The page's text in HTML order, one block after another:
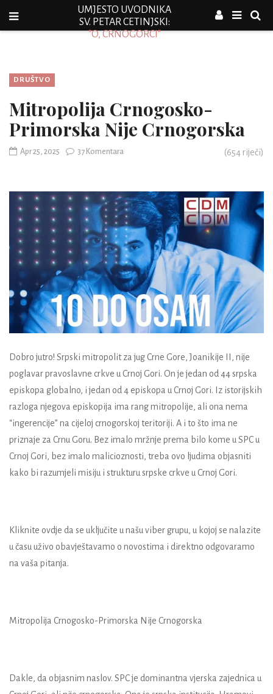
UMJESTO UVODNIKA
SV. PETAR CETINJSKI:
"O, CRNOGORCI"
DRUŠTVO
Mitropolija Crnogosko-
Primorska Nije Crnogorska
Apr 25, 2025 37 Komentara (654 riječi)
Dobro jutro! Srpski mitropolit za jug Crne Gore, Joanikije II, nije
poglavar pravoslavne crkve u Crnoj Gori. On je jedan od 44 srpska
episkopa globalno, i jedan od 4 episkopa u Crnoj Gori. Iz istorijskih
razloga njegova episkopija ima rang mitropolije, ali ona nema
“ingerencije” na cijeloj crnogorskoj teritoriji. A i to što ima ne
priznaje za Crnu Goru. Bez imalo mržnje prema bilo kome u SPC u
Crnoj Gori, bez imalo malicioznosti, treba ovo ljudima objasniti
kako bi razumjeli misiju i strukturu srpske crkve u Crnoj Gori.
Kliknite ovdje da se uključite u našu viber grupu, u kojoj se nalazite
u času uživo obavještavamo o novostima i direktno odgovaramo
na vaša pitanja.
Mitropolija Crnogosko-Primorska Nije Crnogorska
Dakle, da objasnim naslov. SPC je dominantna vjerska zajednica u